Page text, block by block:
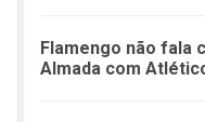
Flamengo não fala
Almada com